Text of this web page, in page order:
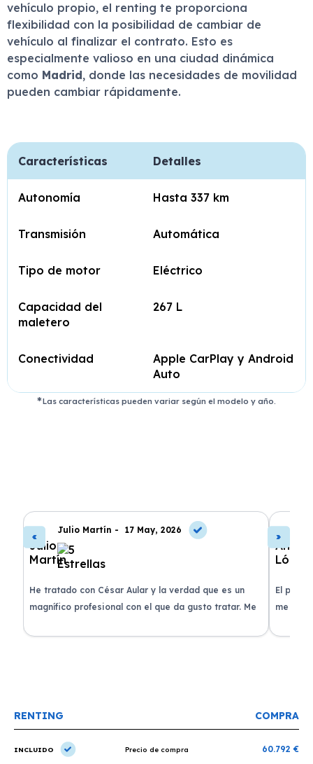
vehículo propio, el renting te proporciona
flexibilidad con la posibilidad de cambiar de
vehículo al finalizar el contrato. Esto es
especialmente valioso en una ciudad dinámica
como Madrid, donde las necesidades de movilidad
pueden cambiar rápidamente.
Características Detalles
Autonomía Hasta 337 km
Transmisión Automática
Tipo de motor Eléctrico
Capacidad del
maletero
267 L
Conectividad
Apple CarPlay y Android
Auto
Las características pueden variar según el modelo y año.
Julio Martín - 17 May, 2026
He tratado con César Aular y la verdad que es un
magnífico profesional con el que da gusto tratar. Me
recomiendo un montón, muchas gracias!
El
me
plazo
RENTING COMPRA
INCLUIDO Precio de compra 60.792 €